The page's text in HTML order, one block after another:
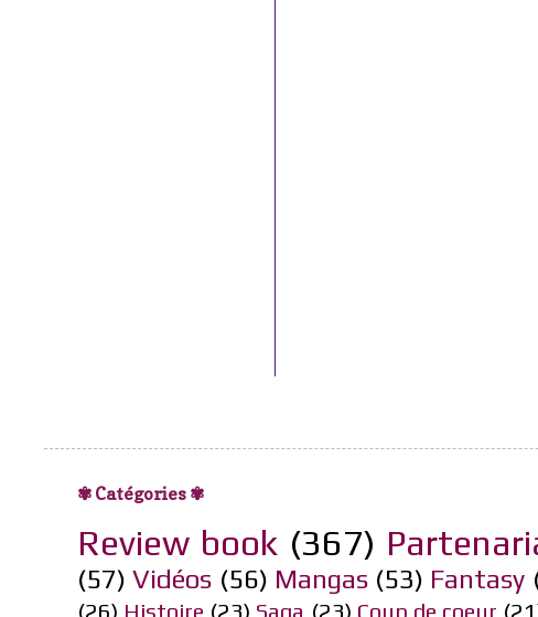
✾ Catégories ✾
Review book (367)
(57) Vidéos (56) Mangas (53) Fantasy
(26) Histoire (23) Saga (23) Coup de coeur